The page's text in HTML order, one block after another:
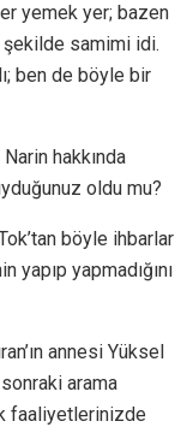
yemek yer; bazen
şekilde samimi idi.
ben de böyle bir
hakkında
oldu mu?
böyle ihbarlar
yapmadığını
annesi Yüksel
sonraki arama
faaliyetlerinizde